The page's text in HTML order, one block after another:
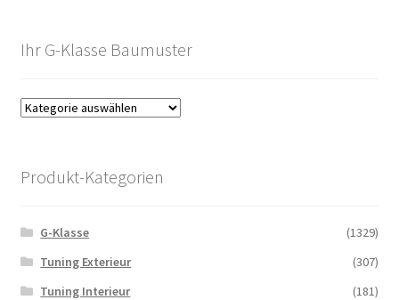
Ihr G-Klasse Baumuster
Produkt-Kategorien
G-Klasse
(1329)
Tuning Exterieur
(307)
Tuning Interieur
(181)